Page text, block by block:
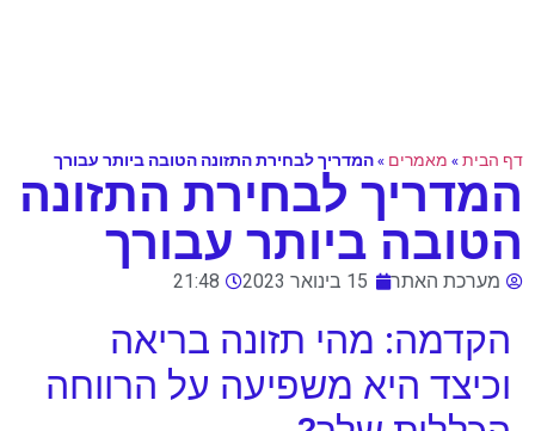
דף הבית» מאמרים »המדריך לבחירת התזונה הטובה ביותר עבורך
המדריך לבחירת התזונה
הטובה ביותר עבורך
מערכת האתר 15 בינואר 2023 21:48
הקדמה: מהי תזונה בריאה
וכיצד היא משפיעה על הרווחה